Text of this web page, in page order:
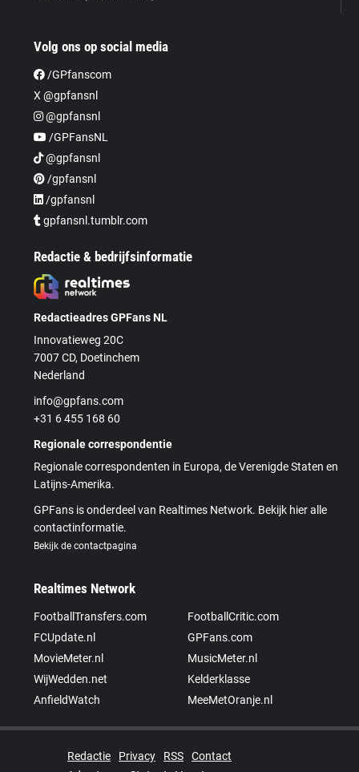
Volg ons op social media
/GPfanscom
X @gpfansnl
@gpfansnl
/GPFansNL
@gpfansnl
/gpfansnl
/gpfansnl
gpfansnl.tumblr.com
Redactie & bedrijfsinformatie
Redactieadres GPFans NL
Innovatieweg 20C
7007 CD, Doetinchem
Nederland
info@gpfans.com
+31 6 455 168 60
Regionale correspondentie
Regionale correspondenten in Europa, de Verenigde Staten en
Latijns-Amerika.
GPFans is onderdeel van Realtimes Network. Bekijk hier alle
contactinformatie.
Bekijk de contactpagina
Realtimes Network
FootballTransfers.com
FootballCritic.com
FCUpdate.nl
GPFans.com
MovieMeter.nl
MusicMeter.nl
WijWedden.net
Kelderklasse
AnfieldWatch
MeeMetOranje.nl
Redactie Privacy RSS
Contact